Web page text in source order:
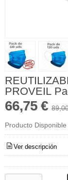
PROVEIL
66,75 €
Producto Disponible
Ver descripción